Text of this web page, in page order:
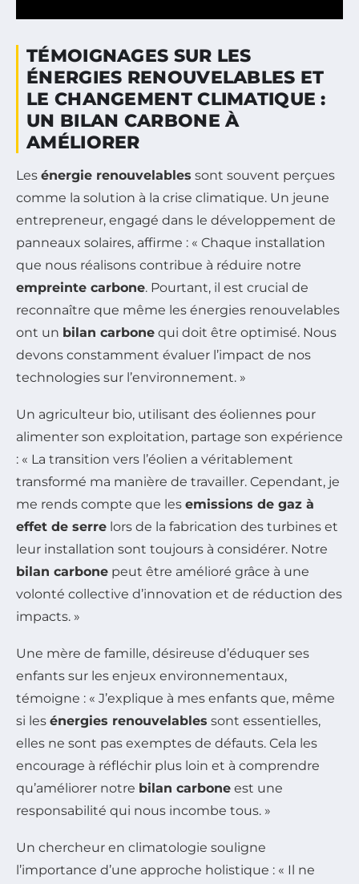
TÉMOIGNAGES SUR LES
ÉNERGIES RENOUVELABLES ET
LE CHANGEMENT CLIMATIQUE :
UN BILAN CARBONE À
AMÉLIORER
Les énergie renouvelables sont souvent perçues
comme la solution à la crise climatique. Un jeune
entrepreneur, engagé dans le développement de
panneaux solaires, affirme : « Chaque installation
que nous réalisons contribue à réduire notre
empreinte carbone. Pourtant, il est crucial de
reconnaître que même les énergies renouvelables
ont un bilan carbone qui doit être optimisé. Nous
devons constamment évaluer l’impact de nos
technologies sur l’environnement. »
Un agriculteur bio, utilisant des éoliennes pour
alimenter son exploitation, partage son expérience
: « La transition vers l’éolien a véritablement
transformé ma manière de travailler. Cependant, je
me rends compte que les emissions de gaz à
effet de serre lors de la fabrication des turbines et
leur installation sont toujours à considérer. Notre
bilan carbone peut être amélioré grâce à une
volonté collective d’innovation et de réduction des
impacts. »
Une mère de famille, désireuse d’éduquer ses
enfants sur les enjeux environnementaux,
témoigne : « J’explique à mes enfants que, même
si les énergies renouvelables sont essentielles,
elles ne sont pas exemptes de défauts. Cela les
encourage à réfléchir plus loin et à comprendre
qu’améliorer notre bilan carbone est une
responsabilité qui nous incombe tous. »
Un chercheur en climatologie souligne
l’importance d’une approche holistique : « Il ne